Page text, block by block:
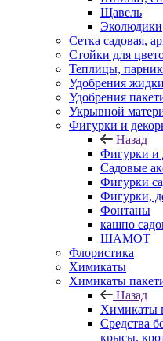
Щавель
Эколюдики
Сетка садовая,
Стойки для
Теплицы,
Удобрения
Удобрения
Укрывной
Фигурки и
Назад
Фигурки и
Садовые
Фигурки
Фигурки,
Фонтаны
кашпо
ШАМОТ
Флористика
Химикаты
Химикаты
Назад
Химикаты
Средства
крысы,